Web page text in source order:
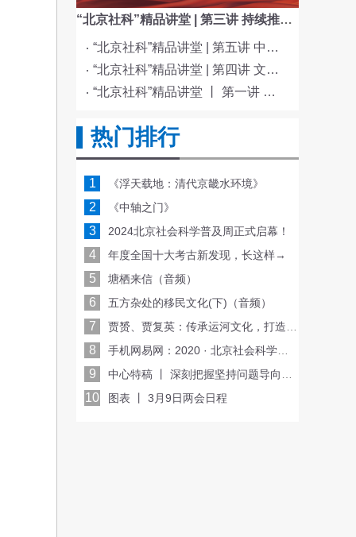
“北京社科”精品讲堂 | 第三讲 持续推动北京历史文脉与生态环境相交融
“北京社科”精品讲堂 | 第五讲 中国电影与文化传统
“北京社科”精品讲堂 | 第四讲 文化与科技融合赋能新质生产力发展
“北京社科”精品讲堂 丨 第一讲 《红楼梦》的北京情缘
热门排行
1 《浮天载地：清代京畿水环境》
2 《中轴之门》
3 2024北京社会科学普及周正式启幕！
4 年度全国十大考古新发现，长这样→
5 塘栖来信（音频）
6 五方杂处的移民文化(下)（音频）
7 贾赟、贾复英：传承运河文化，打造运河之都
8 手机网易网：2020 · 北京社会科学普及周启动
9 中心特稿 丨 深刻把握坚持问题导向的科学内涵和实践要求
10 图表 丨 3月9日两会日程